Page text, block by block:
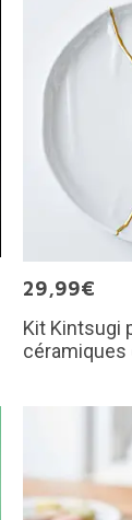
29,99€
Kit Kintsugi
céramiques